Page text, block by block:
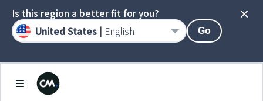
Is this region a better fit for you?
United States | English Go